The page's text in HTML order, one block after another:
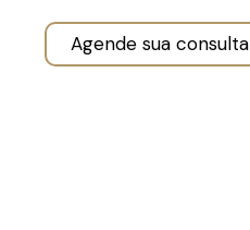
Agende sua consulta